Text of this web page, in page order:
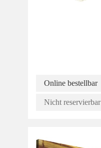
Online bestellbar
Nicht reservierbar